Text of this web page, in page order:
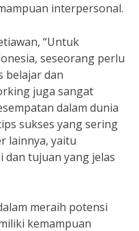
interpersonal.
“Untuk
seseorang perlu
belajar dan
juga sangat
dalam dunia
sukses yang sering
lainnya, yaitu
tujuan yang jelas
meraih potensi
kemampuan